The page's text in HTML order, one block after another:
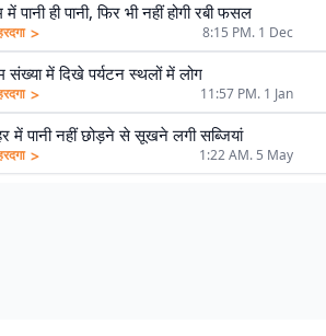
पानी ही पानी, फिर भी नहीं होगी रबी फसल
> 8:15 PM. 1 Dec
संख्या में दिखे पर्यटन स्थलों में लोग
> 11:57 PM. 1 Jan
में पानी नहीं छोड़ने से सूखने लगी सब्जियां
> 1:22 AM. 5 May